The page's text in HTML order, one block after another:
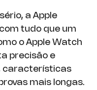
a Apple
tudo que um
o Apple Watch
precisão e
características
mais longas.